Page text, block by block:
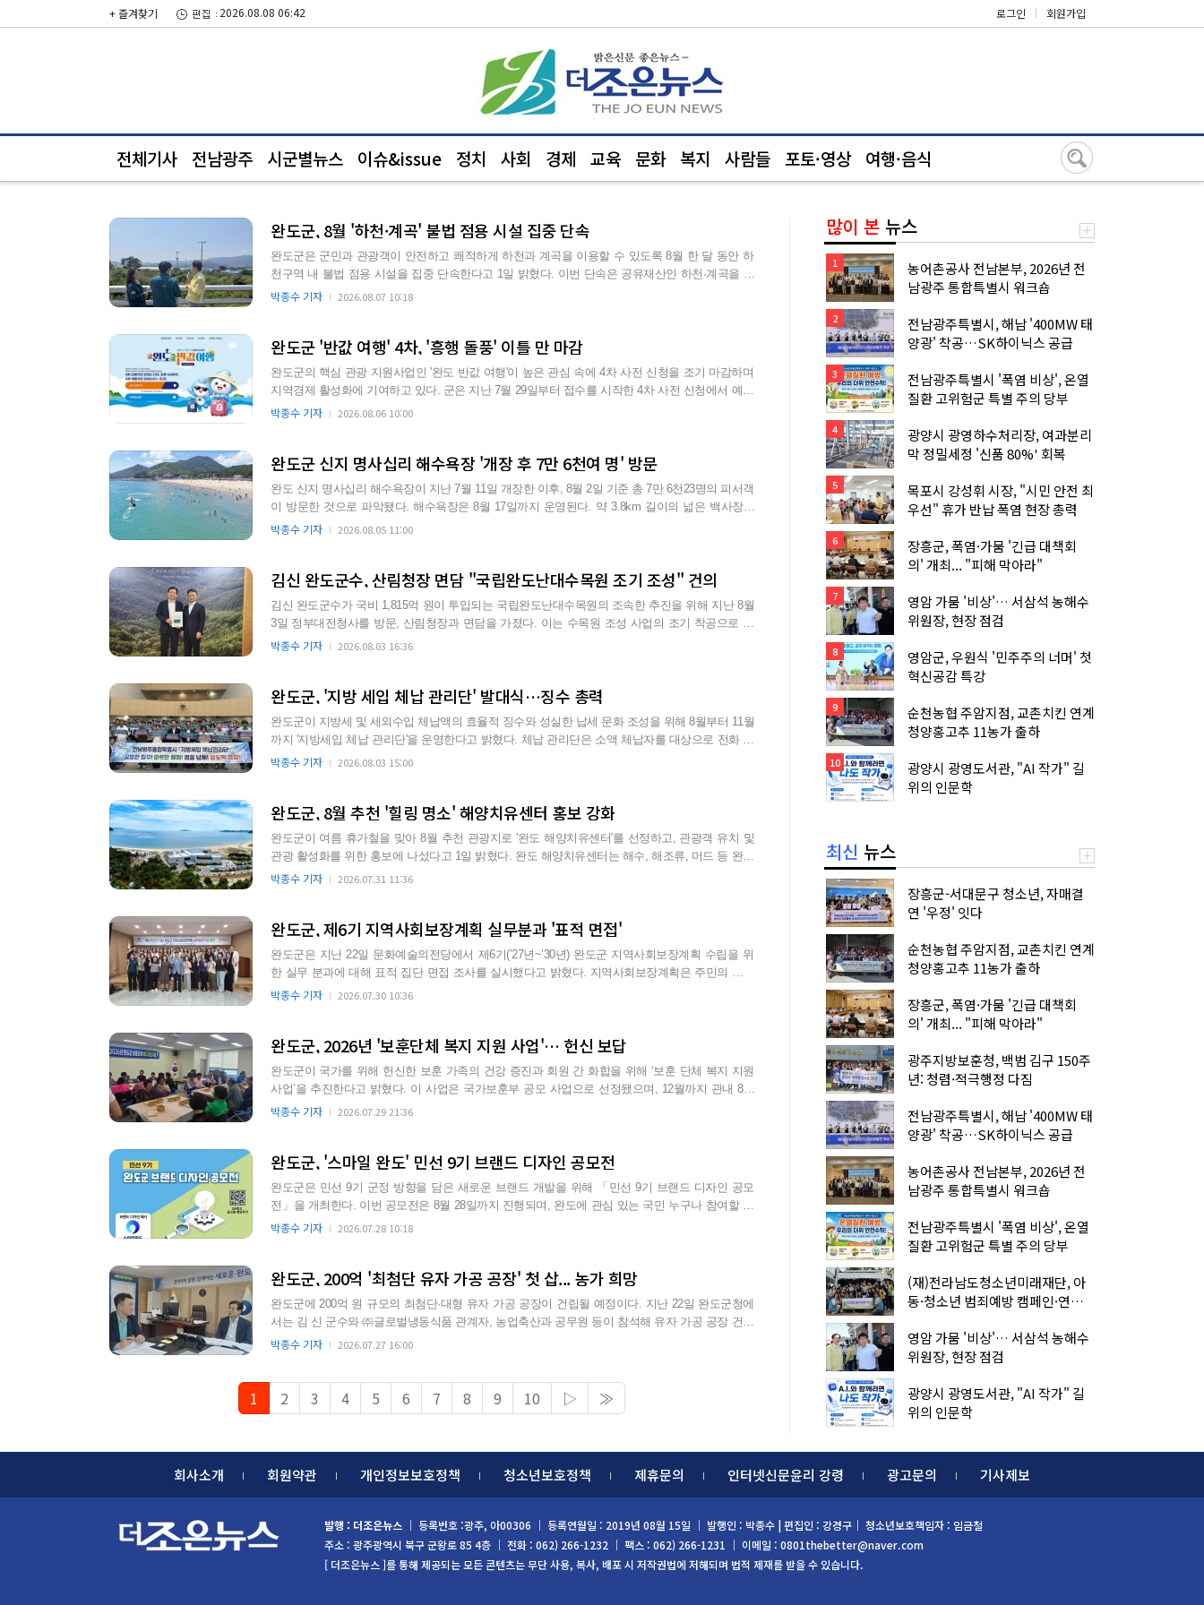
+ 즐겨찾기 2026.08.08 06:42 로그인 | 회원가입
전체기사 전남광주 시군별뉴스 이슈&issue 정치 사회 경제 교육 문화 복지 사람들 포토·영상 여행·음식
완도군, 8월 '하천·계곡' 불법 점용 시설 집중 단속
완도군은 군민과 관광객이 안전하고 쾌적하게 하천과 계곡을 이용할 수 있도록 8월 한 달 동안 하
천구역 내 불법 점용 시설을 집중 단속한다고 1일 밝혔다. 이번 단속은 공유재산인 하천·계곡을 개
인이 불법 점용하여 부…
박종수 기자 2026.08.07 10:18
완도군 '반값 여행' 4차, '흥행 돌풍' 이틀 만 마감
완도군의 핵심 관광 지원사업인 '완도 반값 여행'이 높은 관심 속에 4차 사전 신청을 조기 마감하며
지역경제 활성화에 기여하고 있다. 군은 지난 7월 29일부터 접수를 시작한 4차 사전 신청에서 예산
이 조기 소진됨…
박종수 기자 2026.08.06 10:00
완도군 신지 명사십리 해수욕장 '개장 후 7만 6천여 명' 방문
완도 신지 명사십리 해수욕장이 지난 7월 11일 개장한 이후, 8월 2일 기준 총 7만 6천23명의 피서객
이 방문한 것으로 파악됐다. 해수욕장은 8월 17일까지 운영된다. 약 3.8km 길이의 넓은 백사장과
청정한…
박종수 기자 2026.08.05 11:00
김신 완도군수, 산림청장 면담 "국립완도난대수목원 조기 조성" 건의
김신 완도군수가 국비 1,815억 원이 투입되는 국립완도난대수목원의 조속한 추진을 위해 지난 8월
3일 정부대전청사를 방문, 산림청장과 면담을 가졌다. 이는 수목원 조성 사업의 조기 착공으로 지
역에 활력을 불어넣고자…
박종수 기자 2026.08.03 16:36
완도군, '지방 세입 체납 관리단' 발대식…징수 총력
완도군이 지방세 및 세외수입 체납액의 효율적 징수와 성실한 납세 문화 조성을 위해 8월부터 11월
까지 '지방세입 체납 관리단'을 운영한다고 밝혔다. 체납 관리단은 소액 체납자를 대상으로 전화 상
담과 현장 방문을 통…
박종수 기자 2026.08.03 15:00
완도군, 8월 추천 '힐링 명소' 해양치유센터 홍보 강화
완도군이 여름 휴가철을 맞아 8월 추천 관광지로 '완도 해양치유센터'를 선정하고, 관광객 유치 및
관광 활성화를 위한 홍보에 나섰다고 1일 밝혔다. 완도 해양치유센터는 해수, 해조류, 머드 등 완도
의 해양자원을 활…
박종수 기자 2026.07.31 11:36
완도군, 제6기 지역사회보장계획 실무분과 '표적 면접'
완도군은 지난 22일 문화예술의전당에서 제6기(’27년~’30년) 완도군 지역사회보장계획 수립을 위
한 실무 분과에 대해 표적 집단 면접 조사를 실시했다고 밝혔다. 지역사회보장계획은 주민의 복지
수요를 분석하여 향후 …
박종수 기자 2026.07.30 10:36
완도군, 2026년 '보훈단체 복지 지원 사업'… 헌신 보답
완도군이 국가를 위해 헌신한 보훈 가족의 건강 증진과 회원 간 화합을 위해 ‘보훈 단체 복지 지원
사업’을 추진한다고 밝혔다. 이 사업은 국가보훈부 공모 사업으로 선정됐으며, 12월까지 관내 8개
보훈 단체 회원을…
박종수 기자 2026.07.29 21:36
완도군, '스마일 완도' 민선 9기 브랜드 디자인 공모전
완도군은 민선 9기 군정 방향을 담은 새로운 브랜드 개발을 위해 「민선 9기 브랜드 디자인 공모
전」을 개최한다. 이번 공모전은 8월 28일까지 진행되며, 완도에 관심 있는 국민 누구나 참여할 수
있다. 공모 주제는…
박종수 기자 2026.07.28 10:18
완도군, 200억 '최첨단 유자 가공 공장' 첫 삽... 농가 희망
완도군에 200억 원 규모의 최첨단·대형 유자 가공 공장이 건립될 예정이다. 지난 22일 완도군청에
서는 김 신 군수와 ㈜글로벌냉동식품 관계자, 농업축산과 공무원 등이 참석해 유자 가공 공장 건립
관련 논의를 진행했…
박종수 기자 2026.07.27 16:00
1 2 3 4 5 6 7 8 9 10 ▷ ≫
많이 본 뉴스
1
농어촌공사 전남본부, 2026년 전
남광주 통합특별시 워크숍
2
전남광주특별시, 해남 '400MW 태
양광' 착공…SK하이닉스 공급
3
전남광주특별시 '폭염 비상', 온열
질환 고위험군 특별 주의 당부
4
광양시 광영하수처리장, 여과분리
막 정밀세정 '신품 80%' 회복
5
목포시 강성휘 시장, "시민 안전 최
우선" 휴가 반납 폭염 현장 총력
6
장흥군, 폭염·가뭄 '긴급 대책회
의' 개최... "피해 막아라"
7
영암 가뭄 '비상'… 서삼석 농해수
위원장, 현장 점검
8
영암군, 우원식 '민주주의 너머' 첫
혁신공감 특강
9
순천농협 주암지점, 교촌치킨 연계
청양홍고추 11농가 출하
10
광양시 광영도서관, "AI 작가" 길
위의 인문학
최신 뉴스
장흥군-서대문구 청소년, 자매결
연 '우정' 잇다
순천농협 주암지점, 교촌치킨 연계
청양홍고추 11농가 출하
장흥군, 폭염·가뭄 '긴급 대책회
의' 개최... "피해 막아라"
광주지방보훈청, 백범 김구 150주
년: 청렴·적극행정 다짐
전남광주특별시, 해남 '400MW 태
양광' 착공…SK하이닉스 공급
농어촌공사 전남본부, 2026년 전
남광주 통합특별시 워크숍
전남광주특별시 '폭염 비상', 온열
질환 고위험군 특별 주의 당부
(재)전라남도청소년미래재단, 아
동·청소년 범죄예방 캠페인·연합
영암 가뭄 '비상'… 서삼석 농해수
위원장, 현장 점검
광양시 광영도서관, "AI 작가" 길
위의 인문학
회사소개 회원약관 개인정보보호정책 청소년보호정책 제휴문의 인터넷신문윤리 강령 광고문의 기사제보
발행 : 더조은뉴스 ｜ 등록번호 :광주, 아00306 ｜ 등록연월일 : 2019년 08월 15일 ｜ 발행인 : 박종수 | 편집인 : 강경구｜ 청소년보호책임자 : 임금철
주소 : 광주광역시 북구 군왕로 85 4층 ｜ 전화 : 062) 266-1232 ｜ 팩스 : 062) 266-1231 ｜ 이메일 : 0801thebetter@naver.com
[ 더조은뉴스 ]를 통해 제공되는 모든 콘텐츠는 무단 사용, 복사, 배포 시 저작권법에 저해되며 법적 제재를 받을 수 있습니다.